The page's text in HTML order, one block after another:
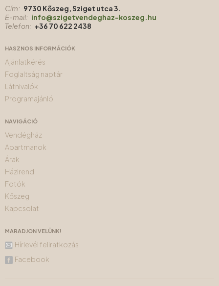
Cím: 9730 Kőszeg, Sziget utca 3.
E-mail: info@szigetvendeghaz-koszeg.hu
Telefon: +36 70 622 2438
HASZNOS INFORMÁCIÓK
Ajánlatkérés
Foglaltság naptár
Látnivalók
Programajánló
NAVIGÁCIÓ
Vendégház
Apartmanok
Árak
Házirend
Fotók
Kőszeg
Kapcsolat
MARADJON VELÜNK!
Hírlevél feliratkozás
Facebook